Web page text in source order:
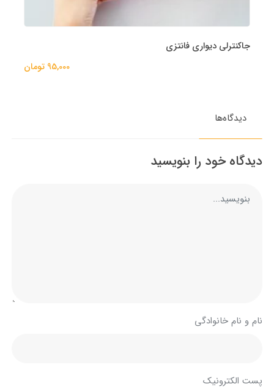
جاکنترلی دیواری فانتزی
95,000 تومان
دیدگاه‌ها
دیدگاه خود را بنویسید
نام و نام خانوادگی
پست الکترونیک